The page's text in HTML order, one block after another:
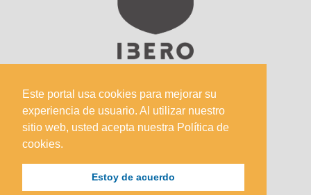
Este portal usa cookies para mejorar su
experiencia de usuario. Al utilizar nuestro
sitio web, usted acepta nuestra Política de
cookies.
Estoy de acuerdo
Sede Principal
+57 (601) 742 6582 Opción 1